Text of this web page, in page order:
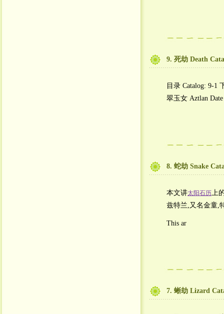
9. 死劫 Death
目录 Catalog: 9-1
翠玉女 Aztlan Date
8. 蛇劫 Snake
本文讲太阳石历上
兹特兰,又名金童,
This ar
7. 蜥劫 Lizard